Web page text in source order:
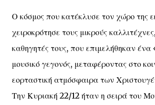
Ο κόσμος που κατέκλυσε τον χώρο της
χειροκρότησε τους μικρούς
καθηγητές τους, που επιμελήθηκαν
μουσικό γεγονός, μεταφέροντας στο
εορταστική ατμόσφαιρα των
Την Κυριακή 22/12 ήταν η σειρά του